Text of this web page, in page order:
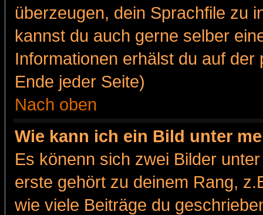
überzeugen, dein Sprachfile zu
kannst du auch gerne selber
Informationen erhälst du auf
Ende jeder Seite)
Nach oben
Wie kann ich ein Bild unter
Es könenn sich zwei Bilder
erste gehört zu deinem Rang,
wie viele Beiträge du